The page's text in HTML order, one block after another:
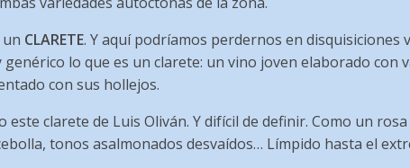
CLARETE. Y aquí podríamos perdernos en disquisiciones
lo que es un clarete: un vino joven elaborado con
con sus hollejos.
este clarete de Luis Oliván. Y difícil de definir. Como un
tonos asalmonados desvaídos… Límpido hasta el